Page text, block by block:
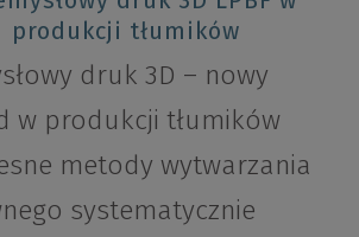
produkcji tłumików
druk 3D – nowy
w produkcji tłumików
metody wytwarzania
systematycznie